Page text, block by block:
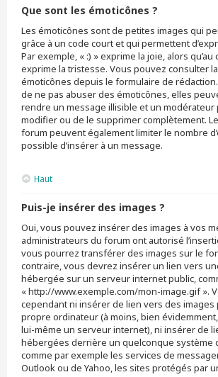
Que sont les émoticônes ?
Les émoticônes sont de petites images qui
grâce à un code court et qui permettent
Par exemple, « :) » exprime la joie, alors qu’au
exprime la tristesse. Vous pouvez consulter
émoticônes depuis le formulaire de
de ne pas abuser des émoticônes, elles
rendre un message illisible et un modérateur
modifier ou de le supprimer complètement.
forum peuvent également limiter le nombre
possible d’insérer à un message.
Haut
Puis-je insérer des images ?
Oui, vous pouvez insérer des images à vos
administrateurs du forum ont autorisé
vous pourrez transférer des images sur le
contraire, vous devrez insérer un lien vers
hébergée sur un serveur internet public,
« http://www.exemple.com/mon-image.gif ».
cependant ni insérer de lien vers des
propre ordinateur (à moins, bien
lui-même un serveur internet), ni insérer de
hébergées derrière un quelconque système
comme par exemple les services de
Outlook ou de Yahoo, les sites protégés par